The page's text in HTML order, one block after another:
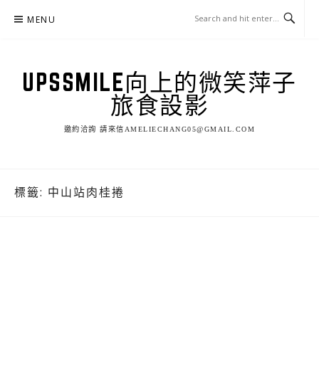
MENU
UPSSMILE向上的微笑萍子
旅食設影
邀約洽詢 請來信AMELIECHANG05@GMAIL.COM
標籤: 中山站肉桂捲